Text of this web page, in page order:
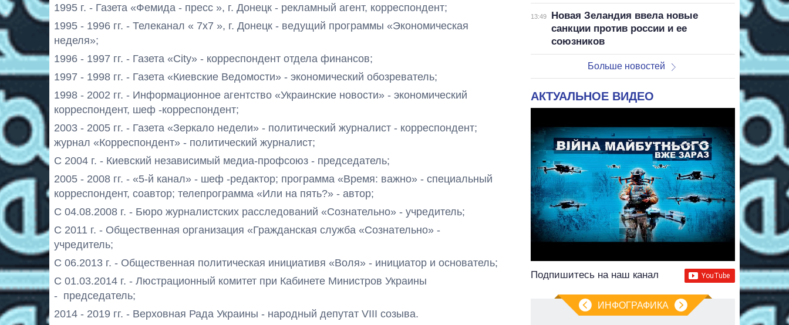
1995 г. - Газета «Фемида - пресс », г. Донецк - рекламный агент, корреспондент;
1995 - 1996 гг. - Телеканал « 7х7 », г. Донецк - ведущий программы «Экономическая
неделя»;
1996 - 1997 гг. - Газета «City» - корреспондент отдела финансов;
1997 - 1998 гг. - Газета «Киевские Ведомости» - экономический обозреватель;
1998 - 2002 гг. - Информационное агентство «Украинские новости» - экономический
корреспондент, шеф -корреспондент;
2003 - 2005 гг. - Газета «Зеркало недели» - политический журналист - корреспондент;
журнал «Корреспондент» - политический журналист;
С 2004 г. - Киевский независимый медиа-профсоюз - председатель;
2005 - 2008 гг. - «5-й канал» - шеф -редактор; программа «Время: важно» - специальный
корреспондент, соавтор; телепрограмма «Или на пять?» - автор;
С 04.08.2008 г. - Бюро журналистских расследований «Сознательно» - учредитель;
С 2011 г. - Общественная организация «Гражданская служба «Сознательно» -
учредитель;
С 06.2013 г. - Общественная политическая инициативя «Воля» - инициатор и основатель;
С 01.03.2014 г. - Люстрационный комитет при Кабинете Министров Украины
- председатель;
2014 - 2019 гг. - Верховная Рада Украины - народный депутат VIII созыва.
13:49
Новая Зеландия ввела новые
санкции против россии и ее
союзников
Больше новостей
АКТУАЛЬНОЕ ВИДЕО
Подпишитесь на наш канал
ИНФОГРАФИКА